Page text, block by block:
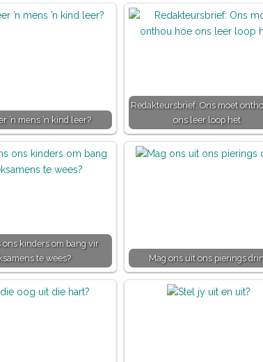
’n mens ’n kind leer?
Redakteursbrief: Ons moet
ons leer loop het
ons kinders om bang vir
te wees?
Mag ons uit ons pierings